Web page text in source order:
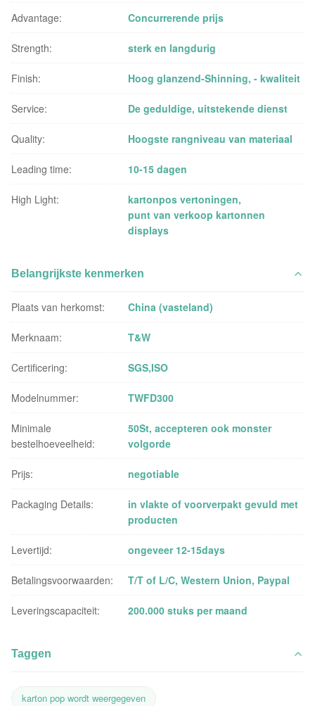
Advantage: Concurrerende prijs
Strength: sterk en langdurig
Finish: Hoog glanzend-Shinning, - kwaliteit
Service: De geduldige, uitstekende dienst
Quality: Hoogste rangniveau van materiaal
Leading time: 10-15 dagen
High Light: kartonpos vertoningen,
punt van verkoop kartonnen
displays
Belangrijkste kenmerken
Plaats van herkomst: China (vasteland)
Merknaam: T&W
Certificering: SGS,ISO
Modelnummer: TWFD300
Minimale
bestelhoeveelheid:
50St, accepteren ook monster
volgorde
Prijs: negotiable
Packaging Details:
in vlakte of voorverpakt gevuld met
producten
Levertijd: ongeveer 12-15days
Betalingsvoorwaarden: T/T of L/C, Western Union, Paypal
Leveringscapaciteit: 200.000 stuks per maand
Taggen
karton pop wordt weergegeven